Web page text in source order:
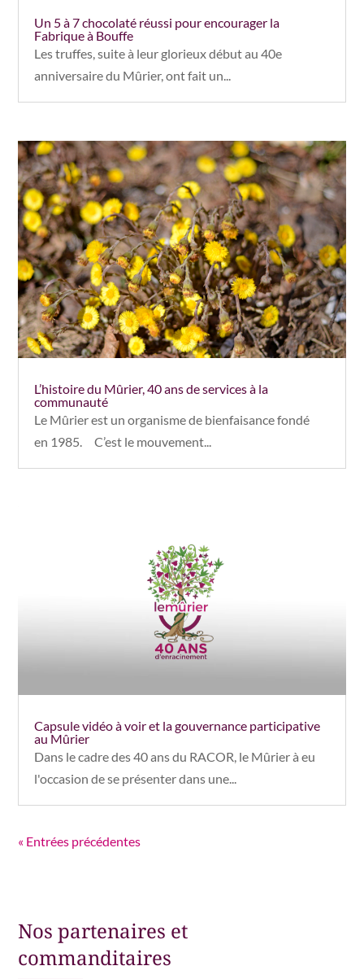
Un 5 à 7 chocolaté réussi pour encourager la
Fabrique à Bouffe
Les truffes, suite à leur glorieux début au 40e
anniversaire du Mûrier, ont fait un...
L’histoire du Mûrier, 40 ans de services à la
communauté
Le Mûrier est un organisme de bienfaisance fondé
en 1985. C’est le mouvement...
Capsule vidéo à voir et la gouvernance participative
au Mûrier
Dans le cadre des 40 ans du RACOR, le Mûrier à eu
l'occasion de se présenter dans une...
« Entrées précédentes
Nos partenaires et
commanditaires